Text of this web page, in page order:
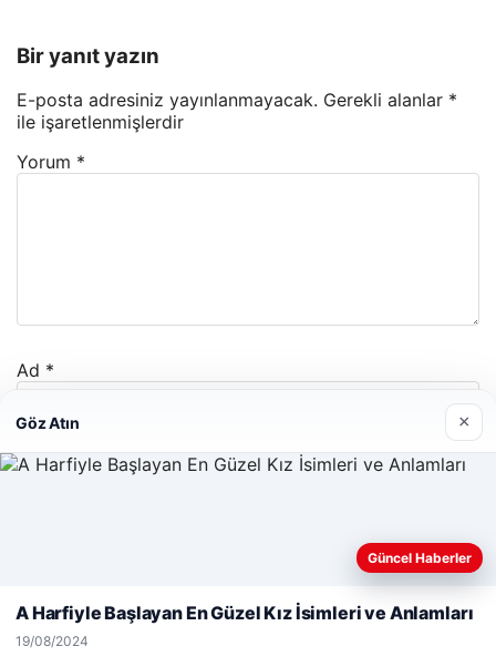
Bir yanıt yazın
E-posta adresiniz yayınlanmayacak. Gerekli alanlar *
ile işaretlenmişlerdir
Yorum *
Ad *
E-posta*
Web sitemizi nasıl kullandığınızı daha iyi anlayabilmek,
deneyiminizi kişiselleştirmek ve geliştirmek amacıyla çerezler
Reddet Kabul Et
Göz Atın ×
Güncel Haberler
A Harfiyle Başlayan En Güzel Kız İsimleri ve Anlamları
19/08/2024